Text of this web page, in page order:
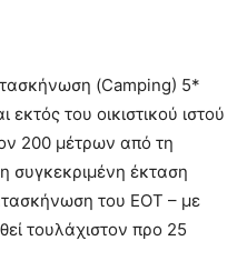
(Camping) 5*
του οικιστικού ιστού
200 μέτρων από τη
έκταση
του ΕΟΤ – με
τουλάχιστον προ 25